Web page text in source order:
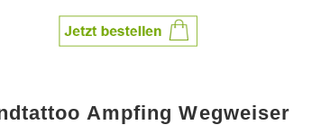
Ampfing Wegweiser